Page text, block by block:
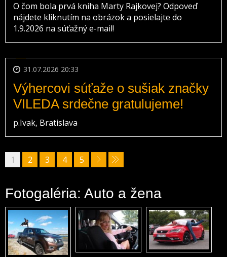
O čom bola prvá kniha Marty Rajkovej? Odpoveď
nájdete kliknutím na obrázok a posielajte do
1.9.2026 na súťažný e-mail!
31.07.2026 20:33
Výhercovi súťaže o sušiak značky
VILEDA srdečne gratulujeme!
p.Ivak, Bratislava
1 2 3 4 5
Fotogaléria: Auto a žena